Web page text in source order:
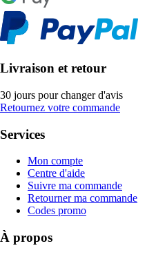
Livraison et retour
30 jours pour changer d'avis
Retournez votre commande
Services
Mon compte
Centre d'aide
Suivre ma commande
Retourner ma commande
Codes promo
À propos